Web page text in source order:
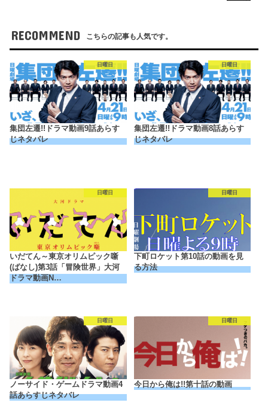
RECOMMEND こちらの記事も人気です。
日曜日
集団左遷!!ドラマ動画9話あらす
じネタバレ
日曜日
集団左遷!!ドラマ動画8話あらす
じネタバレ
日曜日
いだてん～東京オリムピック噺
(ばなし)第3話「冒険世界」大河
ドラマ動画N…
日曜日
下町ロケット第10話の動画を見
る方法
日曜日
ノーサイド・ゲームドラマ動画4
話あらすじネタバレ
日曜日
今日から俺は!!第十話の動画